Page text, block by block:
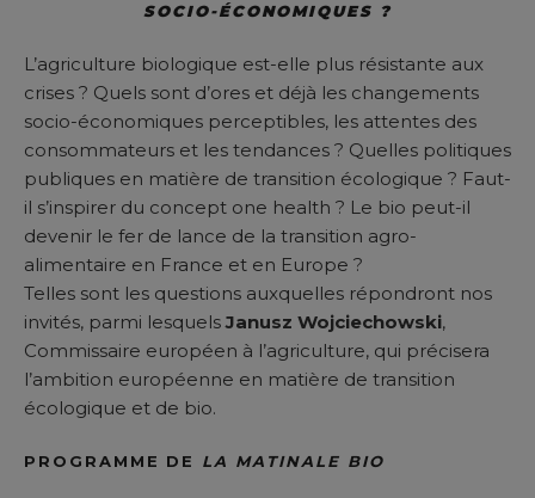
SOCIO-ÉCONOMIQUES ?
L’agriculture biologique est-elle plus résistante aux
crises ? Quels sont d’ores et déjà les changements
socio-économiques perceptibles, les attentes des
consommateurs et les tendances ? Quelles politiques
publiques en matière de transition écologique ? Faut-
il s’inspirer du concept one health ? Le bio peut-il
devenir le fer de lance de la transition agro-
alimentaire en France et en Europe ?
Telles sont les questions auxquelles répondront nos
invités, parmi lesquelsJanusz Wojciechowski,
Commissaire européen à l’agriculture, qui précisera
l’ambition européenne en matière de transition
écologique et de bio.
PROGRAMME DE LA MATINALE BIO